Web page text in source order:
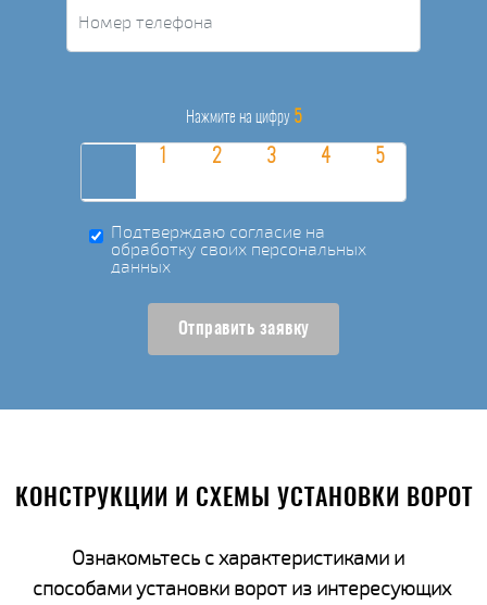
Нажмите на цифру 5
Подтверждаю согласие на
обработку своих персональных
данных
Отправить заявку
КОНСТРУКЦИИ И СХЕМЫ УСТАНОВКИ ВОРОТ
Ознакомьтесь с характеристиками и
способами установки ворот из интересующих